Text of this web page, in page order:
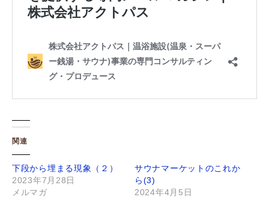
関連
下段から埋まる現象（２）
2023年7月28日
メルマガ
サウナマーケットのこれか
ら(3)
2024年4月5日